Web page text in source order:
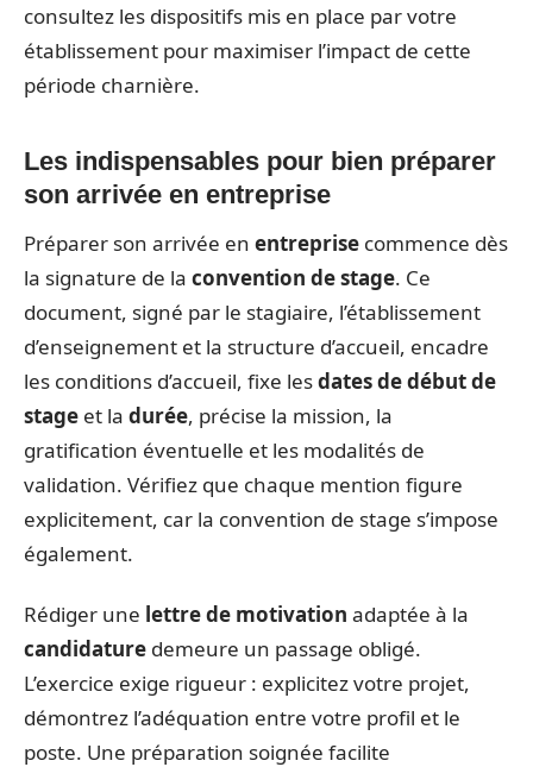
consultez les dispositifs mis en place par votre
établissement pour maximiser l’impact de cette
période charnière.
Les indispensables pour bien préparer
son arrivée en entreprise
Préparer son arrivée en entreprise commence dès
la signature de la convention de stage. Ce
document, signé par le stagiaire, l’établissement
d’enseignement et la structure d’accueil, encadre
les conditions d’accueil, fixe lesdates de début de
stage et la durée, précise la mission, la
gratification éventuelle et les modalités de
validation. Vérifiez que chaque mention figure
explicitement, car la convention de stage s’impose
également.
Rédiger une lettre de motivation adaptée à la
candidature demeure un passage obligé.
L’exercice exige rigueur : explicitez votre projet,
démontrez l’adéquation entre votre profil et le
poste. Une préparation soignée facilite